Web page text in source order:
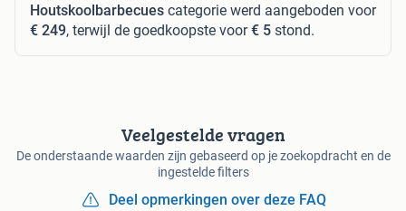
Houtskoolbarbecues categorie werd aangeboden voor
€ 249, terwijl de goedkoopste voor€ 5 stond.
Veelgestelde vragen
De onderstaande waarden zijn gebaseerd op je zoekopdracht en de
ingestelde filters
Deel opmerkingen over deze FAQ